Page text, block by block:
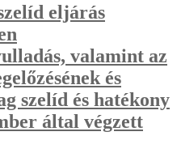
eljárás
valamint az
és
szelíd és hatékony
által végzett